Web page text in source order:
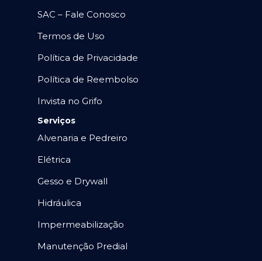
SAC – Fale Conosco
Termos de Uso
Política de Privacidade
Política de Reembolso
Invista no Grifo
Serviços
Alvenaria e Pedreiro
Elétrica
Gesso e Drywall
Hidráulica
Impermeabilização
Manutenção Predial